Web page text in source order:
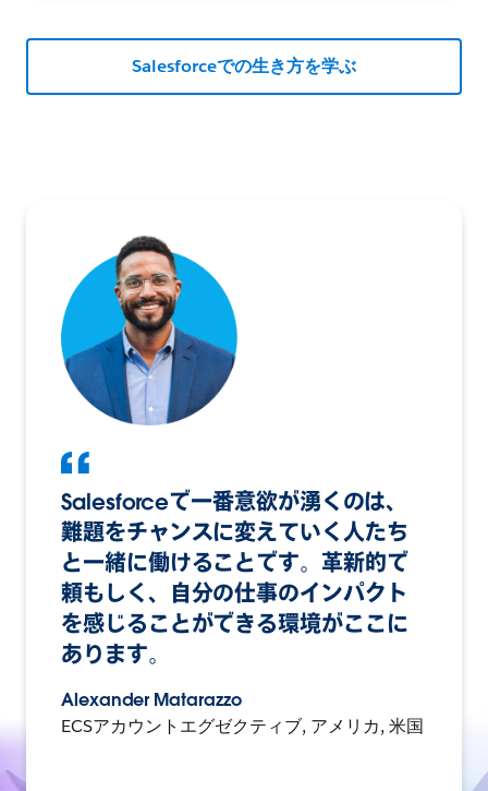
Salesforceでの生き方を学ぶ
Salesforceで一番意欲が湧くのは、
難題をチャンスに変えていく人たち
と一緒に働けることです。革新的で
頼もしく、自分の仕事のインパクト
を感じることができる環境がここに
あります。
Alexander Matarazzo
ECSアカウントエグゼクティブ, アメリカ, 米国